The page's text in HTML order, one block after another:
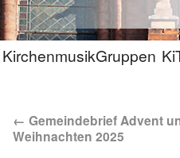
KirchenmusikGruppen
← Gemeindebrief Advent
Weihnachten 2025